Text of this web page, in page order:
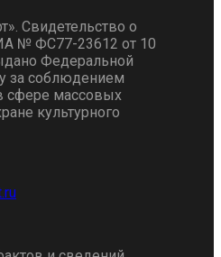
Свидетельство о
№ ФС77-23612 от 10
Федеральной
за соблюдением
сфере массовых
культурного